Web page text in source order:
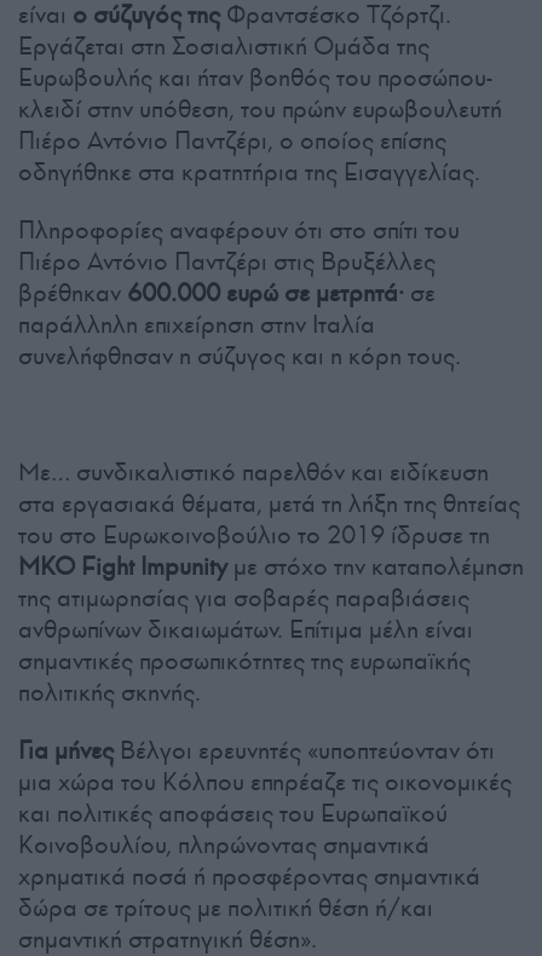
είναι ο σύζυγός τηςΦραντσέσκο Τζόρτζι.
Εργάζεται στη Σοσιαλιστική Ομάδα της
Ευρωβουλής και ήταν βοηθός του προσώπου-
κλειδί στην υπόθεση, του πρώην ευρωβουλευτή
Πιέρο Αντόνιο Παντζέρι, ο οποίος επίσης
οδηγήθηκε στα κρατητήρια της Εισαγγελίας.
Πληροφορίες αναφέρουν ότι στο σπίτι του
Πιέρο Αντόνιο Παντζέρι στις Βρυξέλλες
βρέθηκαν 600.000 ευρώ σε μετρητά· σε
παράλληλη επιχείρηση στην Ιταλία
συνελήφθησαν η σύζυγος και η κόρη τους.
Με… συνδικαλιστικό παρελθόν και ειδίκευση
στα εργασιακά θέματα, μετά τη λήξη της θητείας
του στο Ευρωκοινοβούλιο το 2019 ίδρυσε τη
ΜΚΟ Fight Impunityμε στόχο την καταπολέμηση
της ατιμωρησίας για σοβαρές παραβιάσεις
ανθρωπίνων δικαιωμάτων. Επίτιμα μέλη είναι
σημαντικές προσωπικότητες της ευρωπαϊκής
πολιτικής σκηνής.
Για μήνες Βέλγοι ερευνητές «υποπτεύονταν ότι
μια χώρα του Κόλπου επηρέαζε τις οικονομικές
και πολιτικές αποφάσεις του Ευρωπαϊκού
Κοινοβουλίου, πληρώνοντας σημαντικά
χρηματικά ποσά ή προσφέροντας σημαντικά
δώρα σε τρίτους με πολιτική θέση ή/και
σημαντική στρατηγική θέση».